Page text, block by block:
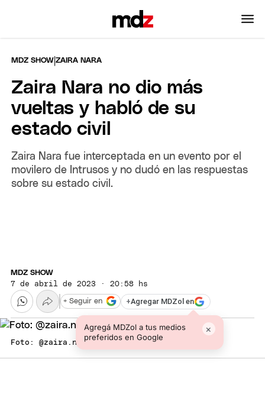
MDZ SHOW |ZAIRA NARA
Zaira Nara no dio más
vueltas y habló de su
estado civil
Zaira Nara fue interceptada en un evento por el
movilero de Intrusos y no dudó en las respuestas
sobre su estado civil.
MDZ SHOW
7 de abril de 2023 · 20:58 hs
+Agregar MDZol en
Agregá MDZol a tus medios
preferidos en Google
×
+ Seguir en
Foto: @zaira.nara